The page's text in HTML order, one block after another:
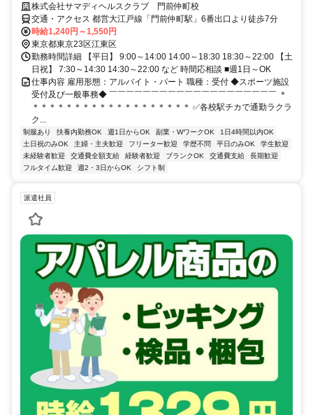
株式会社サマディヘルスクラブ 門前仲町校
交通・アクセス 都営大江戸線「門前仲町駅」6番出口より徒歩7分
時給1,240円～1,550円
東京都東京23区江東区
勤務時間詳細 【平日】 9:00～14:00 14:00～18:30 18:30～22:00 【土
日祝】 7:30～14:30 14:30～22:00 など 時間応相談 ■週1日～OK
仕事内容 雇用形態：アルバイト・パート 職種：受付 ◆スポーツ施設
受付及び一般事務◆ ￣￣￣￣￣￣￣￣￣￣￣￣￣￣￣￣￣￣￣￣ ＊
＊＊＊＊＊＊＊＊＊＊＊＊＊＊＊＊＊＊＊ ✅各校駅チカで通勤ラクラ
ク...
制服あり 扶養内勤務OK 週1日からOK 副業・WワークOK
1日4時間以内OK
土日祝のみOK
主婦・主夫歓迎 フリーター歓迎 学歴不問 平日のみOK
学生歓迎
未経験者歓迎
交通費全額支給 経験者歓迎 ブランクOK 交通費支給
長期歓迎
フルタイム歓迎
週2・3日からOK シフト制
派遣社員